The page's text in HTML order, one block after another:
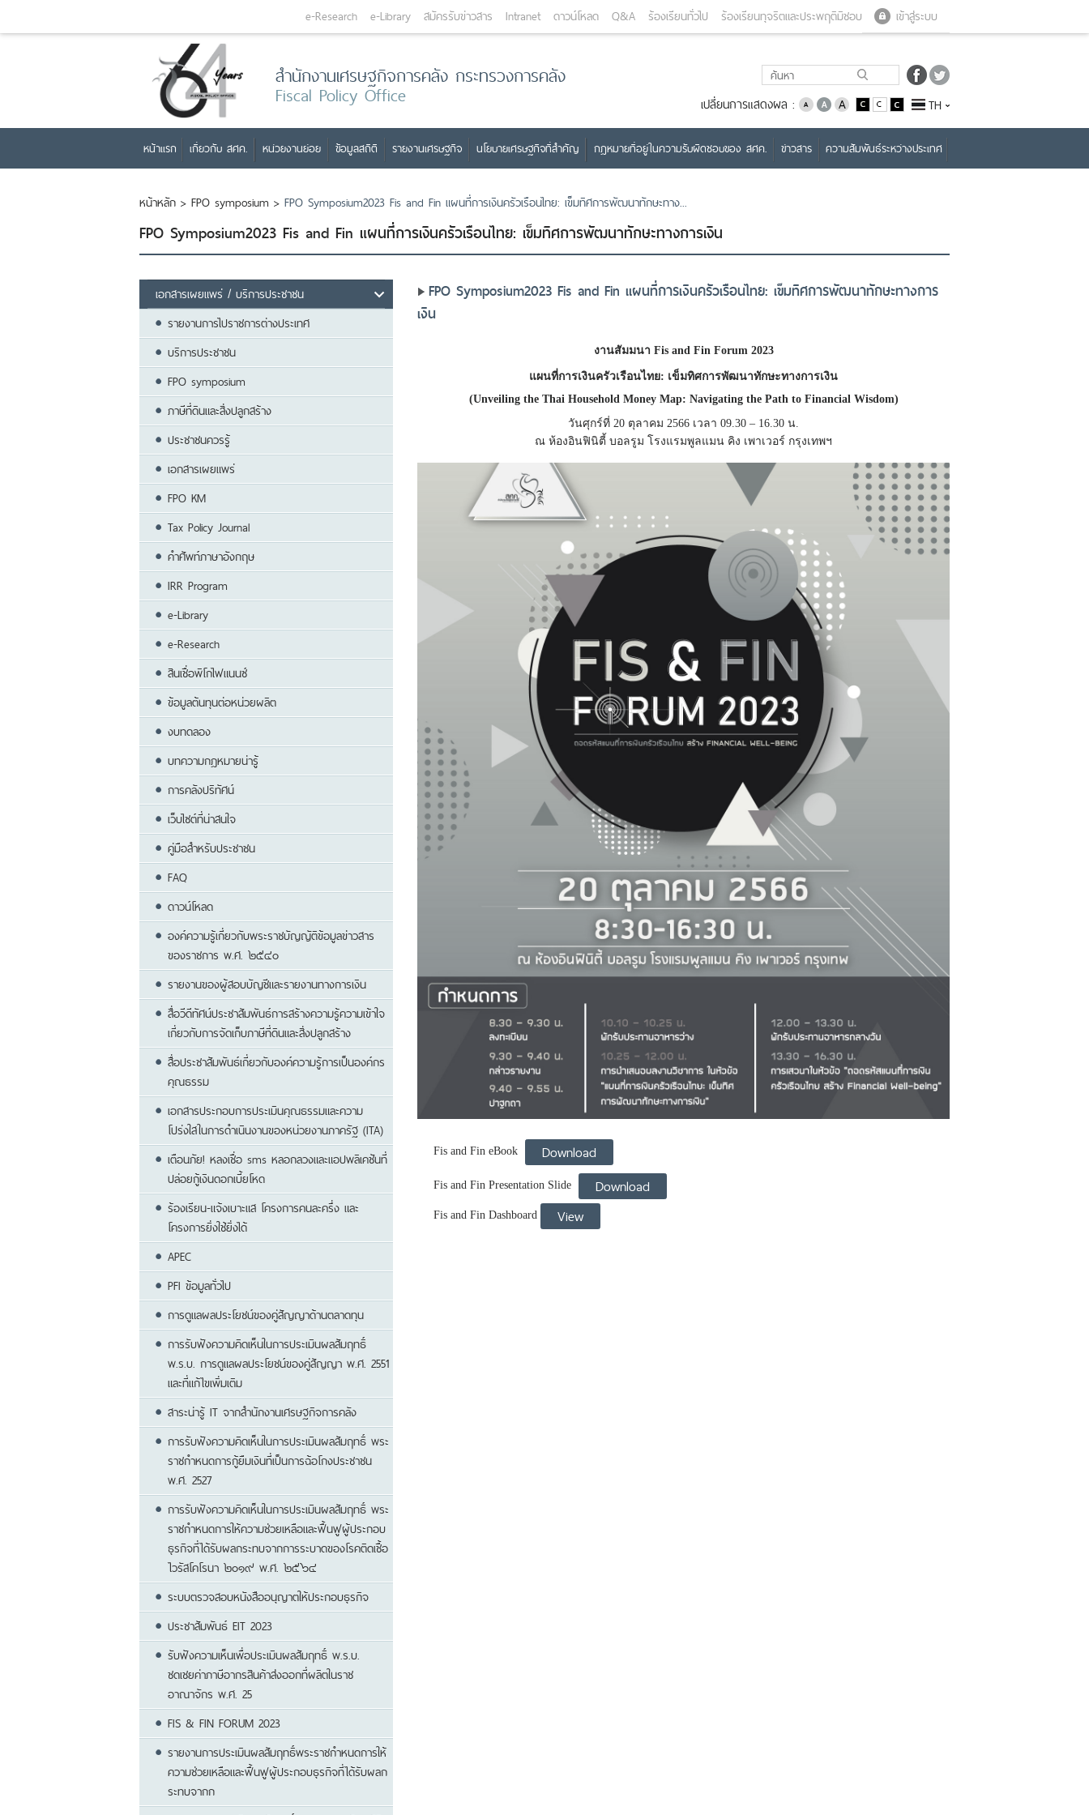
เข้าสู่ระบบ
e-Research e-Library สมัครรับข่าวสาร Intranet ดาวน์โหลด Q&A ร้องเรียนทั่วไป ร้องเรียนทุจริตและประพฤติมิชอบ
สำนักงานเศรษฐกิจการคลัง กระทรวงการคลัง
Fiscal Policy Office เปลี่ยนการแสดงผล : TH
หน้าแรก เกี่ยวกับ สศค. หน่วยงานย่อย ข้อมูลสถิติ รายงานเศรษฐกิจ นโยบายเศรษฐกิจที่สำคัญ กฎหมายที่อยู่ในความรับผิดชอบของ สศค. ข่าวสาร ความสัมพันธ์ระหว่างประเทศ
หน้าหลัก > FPO symposium > FPO Symposium2023 Fis and Fin แผนที่การเงินครัวเรือนไทย: เข็มทิศการพัฒนาทักษะทาง...
FPO Symposium2023 Fis and Fin แผนที่การเงินครัวเรือนไทย: เข็มทิศการพัฒนาทักษะทางการเงิน
เอกสารเผยแพร่ / บริการประชาชน
รายงานการไปราชการต่างประเทศ
บริการประชาชน
FPO symposium
ภาษีที่ดินและสิ่งปลูกสร้าง
ประชาชนควรรู้
เอกสารเผยแพร่
FPO KM
Tax Policy Journal
คำศัพท์ภาษาอังกฤษ
IRR Program
e-Library
e-Research
สินเชื่อพิโกไฟแนนซ์
ข้อมูลต้นทุนต่อหน่วยผลิต
งบทดลอง
บทความกฎหมายน่ารู้
การคลังปริทัศน์
เว็บไซต์ที่น่าสนใจ
คู่มือสำหรับประชาชน
FAQ
ดาวน์โหลด
องค์ความรู้เกี่ยวกับพระราชบัญญัติข้อมูลข่าวสาร
ของราชการ พ.ศ. ๒๕๔๐
รายงานของผู้สอบบัญชีและรายงานทางการเงิน
สื่อวีดีทัศน์ประชาสัมพันธ์การสร้างความรู้ความเข้าใจ
เกี่ยวกับการจัดเก็บภาษีที่ดินและสิ่งปลูกสร้าง
สื่อประชาสัมพันธ์เกี่ยวกับองค์ความรู้การเป็นองค์กร
คุณธรรม
เอกสารประกอบการประเมินคุณธรรมและความ
โปร่งใสในการดำเนินงานของหน่วยงานภาครัฐ (ITA)
เตือนภัย! หลงเชื่อ sms หลอกลวงและแอปพลิเคชันที่
ปล่อยกู้เงินดอกเบี้ยโหด
ร้องเรียน-แจ้งเบาะแส โครงการคนละครึ่ง และ
โครงการยิ่งใช้ยิ่งได้
APEC
PFI ข้อมูลทั่วไป
การดูแลผลประโยชน์ของคู่สัญญาด้านตลาดทุน
การรับฟังความคิดเห็นในการประเมินผลสัมฤทธิ์
พ.ร.บ. การดูแลผลประโยชน์ของคู่สัญญา พ.ศ. 2551
และที่แก้ไขเพิ่มเติม
สาระน่ารู้ IT จากสำนักงานเศรษฐกิจการคลัง
การรับฟังความคิดเห็นในการประเมินผลสัมฤทธิ์ พระ
ราชกำหนดการกู้ยืมเงินที่เป็นการฉ้อโกงประชาชน
พ.ศ. 2527
การรับฟังความคิดเห็นในการประเมินผลสัมฤทธิ์ พระ
ราชกำหนดการให้ความช่วยเหลือและฟื้นฟูผู้ประกอบ
ธุรกิจที่ได้รับผลกระทบจากการระบาดของโรคติดเชื้อ
ไวรัสโคโรนา ๒๐๑๙ พ.ศ. ๒๕๖๔
ระบบตรวจสอบหนังสืออนุญาตให้ประกอบธุรกิจ
ประชาสัมพันธ์ EIT 2023
รับฟังความเห็นเพื่อประเมินผลสัมฤทธิ์ พ.ร.บ.
ชดเชยค่าภาษีอากรสินค้าส่งออกที่ผลิตในราช
อาณาจักร พ.ศ. 25
FIS & FIN FORUM 2023
รายงานการประเมินผลสัมฤทธิ์พระราชกำหนดการให้
ความช่วยเหลือและฟื้นฟูผู้ประกอบธุรกิจที่ได้รับผลก
ระทบจากก
FPO Symposium2023 Fis and Fin แผนที่การเงินครัวเรือนไทย: เข็มทิศการพัฒนาทักษะทางการ
เงิน
งานสัมมนา Fis and Fin Forum 2023
แผนที่การเงินครัวเรือนไทย: เข็มทิศการพัฒนาทักษะทางการเงิน
(Unveiling the Thai Household Money Map: Navigating the Path to Financial Wisdom)
วันศุกร์ที่ 20 ตุลาคม 2566 เวลา 09.30 – 16.30 น.
ณ ห้องอินฟินิตี้ บอลรูม โรงแรมพูลแมน คิง เพาเวอร์ กรุงเทพฯ
Fis and Fin eBook Download
Fis and Fin Presentation Slide Download
Fis and Fin Dashboard View